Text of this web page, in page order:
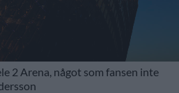
2 Arena, något som fansen inte